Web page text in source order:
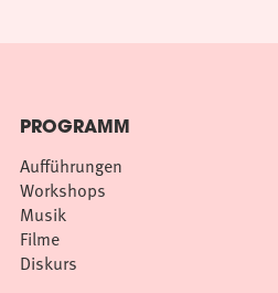
PROGRAMM
Aufführungen
Workshops
Musik
Filme
Diskurs